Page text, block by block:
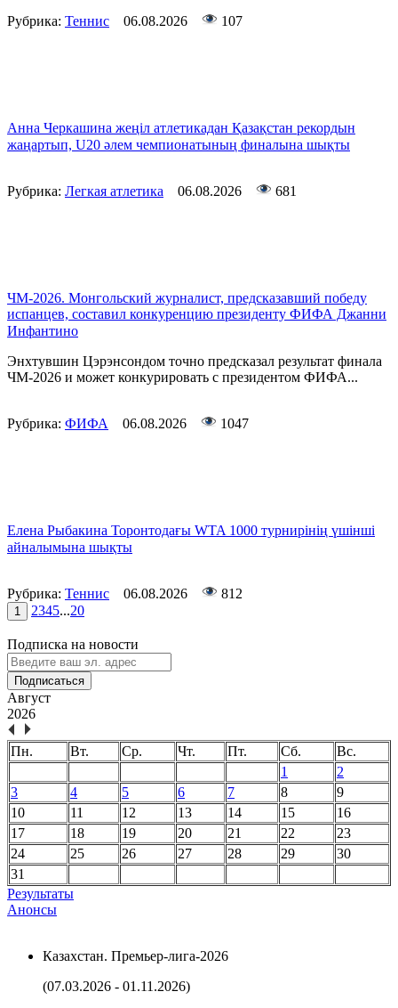
Рубрика: Теннис 06.08.2026 107
Анна Черкашина жеңіл атлетикадан Қазақстан рекордын
жаңартып, U20 әлем чемпионатының финалына шықты
Рубрика: Легкая атлетика 06.08.2026 681
ЧМ-2026. Монгольский журналист, предсказавший победу
испанцев, составил конкуренцию президенту ФИФА Джанни
Инфантино
Энхтувшин Цэрэнсондом точно предсказал результат финала
ЧМ-2026 и может конкурировать с президентом ФИФА...
Рубрика: ФИФА 06.08.2026 1047
Елена Рыбакина Торонтодағы WTA 1000 турнирінің үшінші
айналымына шықты
Рубрика: Теннис 06.08.2026 812
1 2345...20
Подписка на новости
Подписаться
Август
2026
Пн. Вт. Ср. Чт. Пт. Сб.
Вс.
1
2
3
4 5 6 7 8
9
10
11 12 13 14 15
16
17
18 19 20 21 22
23
24
25 26 27 28 29
30
31
Результаты
Анонсы
Казахстан. Премьер-лига-2026
(07.03.2026 - 01.11.2026)